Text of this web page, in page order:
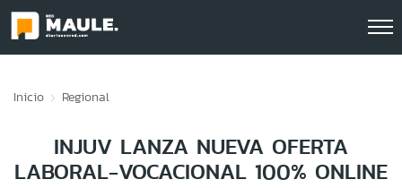
Inicio Regional
INJUV LANZA NUEVA OFERTA
LABORAL-VOCACIONAL 100% ONLINE